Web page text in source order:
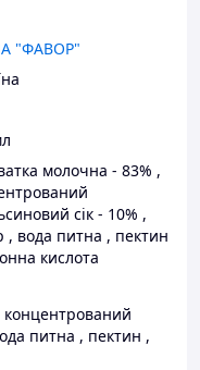
"ФАВОР"
молочна - 83% ,
сік - 10% ,
, вода питна , пектин
кислота
концентрований
питна , пектин ,